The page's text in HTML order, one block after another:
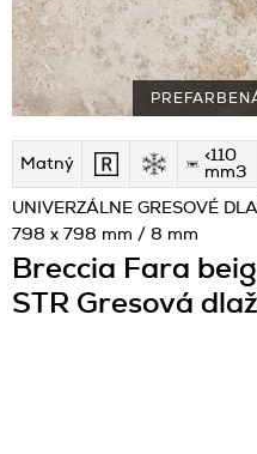
Matný
<110
mm3
Breccia Fara
STR Gresová
UNIVERZÁLNE GRESOVÉ
798 x 798 mm / 8 mm